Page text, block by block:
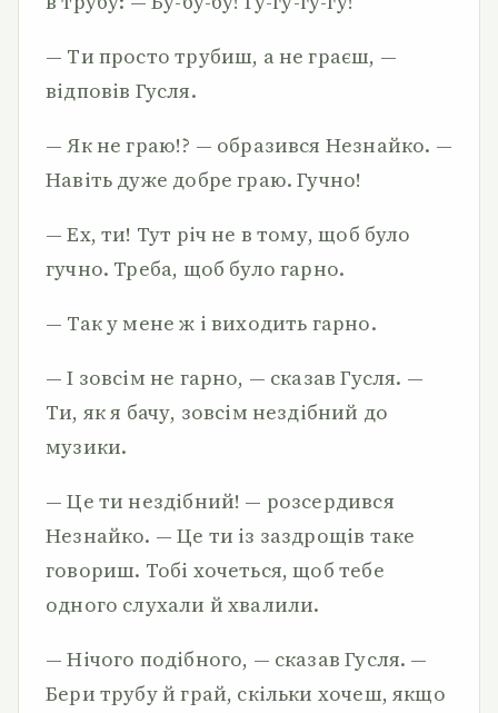
— Ти просто трубиш, а не граєш, —
відповів Гусля.
— Як не граю!? — образився Незнайко. —
Навіть дуже добре граю. Гучно!
— Ех, ти! Тут річ не в тому, щоб було
гучно. Треба, щоб було гарно.
— Так у мене ж і виходить гарно.
— І зовсім не гарно, — сказав Гусля. —
Ти, як я бачу, зовсім нездібний до
музики.
— Це ти нездібний! — розсердився
Незнайко. — Це ти із заздрощів таке
говориш. Тобі хочеться, щоб тебе
одного слухали й хвалили.
— Нічого подібного, — сказав Гусля. —
Бери трубу й грай, скільки хочеш, якщо